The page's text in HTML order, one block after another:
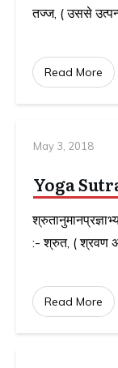
तज्ज, ( उससे
Read More
May 3, 2018
Yoga
:- श्रुत, ( श्रवण
Read More